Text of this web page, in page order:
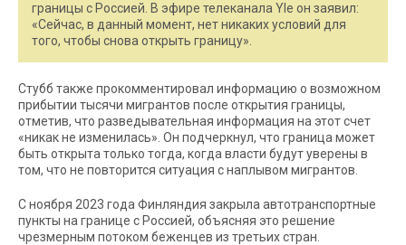
границы с Россией. В эфире телеканала Yle он заявил:
«Сейчас, в данный момент, нет никаких условий для
того, чтобы снова открыть границу».
Стубб также прокомментировал информацию о возможном
прибытии тысячи мигрантов после открытия границы,
отметив, что разведывательная информация на этот счет
«никак не изменилась». Он подчеркнул, что граница может
быть открыта только тогда, когда власти будут уверены в
том, что не повторится ситуация с наплывом мигрантов.
С ноября 2023 года Финляндия закрыла автотранспортные
пункты на границе с Россией, объясняя это решение
чрезмерным потоком беженцев из третьих стран.